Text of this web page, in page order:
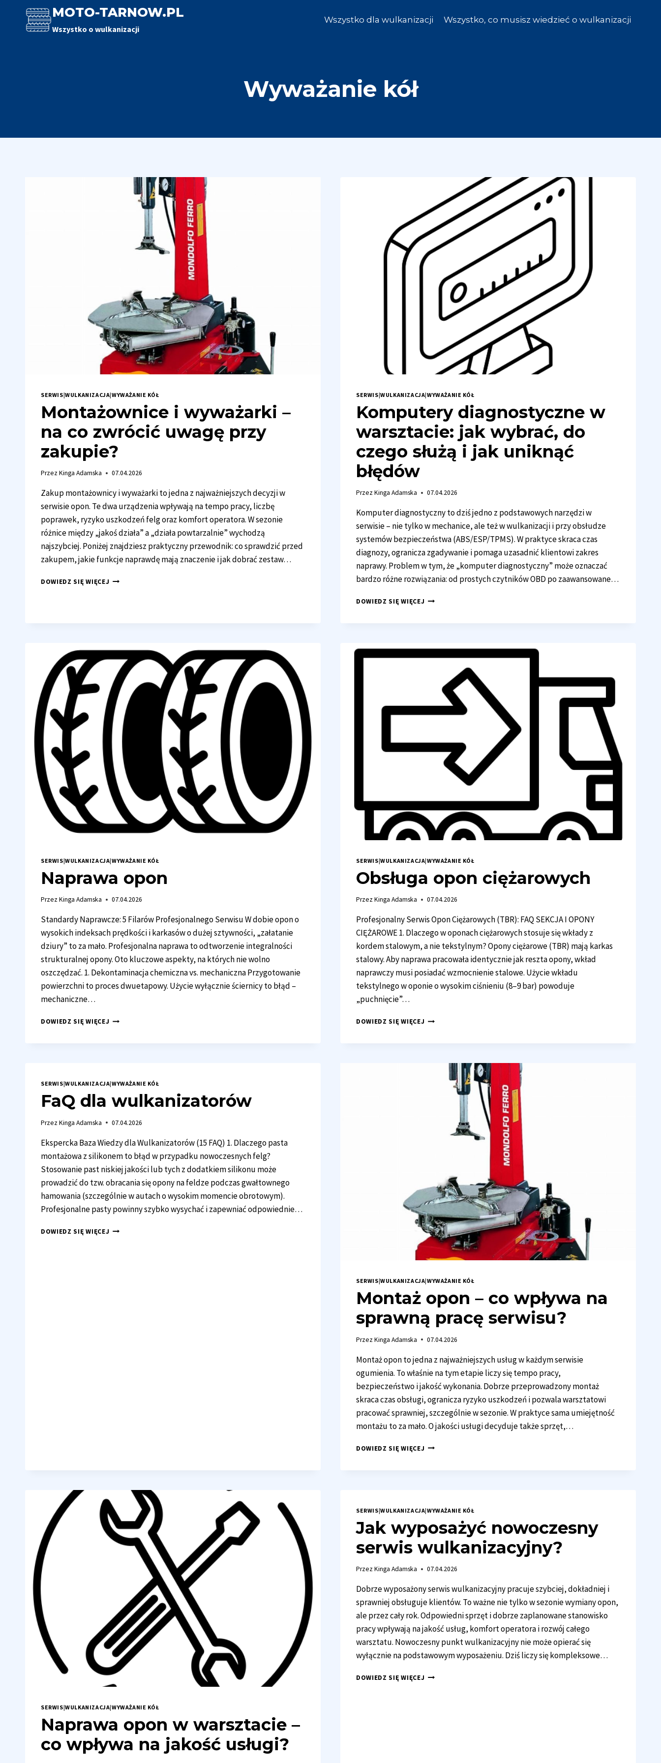
MOTO-TARNOW.PL
Wszystko o wulkanizacji
Wszystko dla wulkanizacji Wszystko, co musisz wiedzieć o wulkanizacji
Wyważanie kół
SERWIS|WULKANIZACJA|WYWAŻANIE KÓŁ
Montażownice i wyważarki –
na co zwrócić uwagę przy
zakupie?
PrzezKinga Adamska 07.04.2026
Zakup montażownicy i wyważarki to jedna z najważniejszych decyzji w
serwisie opon. Te dwa urządzenia wpływają na tempo pracy, liczbę
poprawek, ryzyko uszkodzeń felg oraz komfort operatora. W sezonie
różnice między „jakoś działa” a „działa powtarzalnie” wychodzą
najszybciej. Poniżej znajdziesz praktyczny przewodnik: co sprawdzić przed
zakupem, jakie funkcje naprawdę mają znaczenie i jak dobrać zestaw…
DOWIEDZ SIĘ WIĘCEJ MONTAŻOWNICE
UWAGĘ
PRZY
ZAKUPIE?
SERWIS|WULKANIZACJA|WYWAŻANIE KÓŁ
Komputery diagnostyczne w
warsztacie: jak wybrać, do
czego służą i jak uniknąć
błędów
PrzezKinga Adamska 07.04.2026
Komputer diagnostyczny to dziś jedno z podstawowych narzędzi w
serwisie – nie tylko w mechanice, ale też w wulkanizacji i przy obsłudze
systemów bezpieczeństwa (ABS/ESP/TPMS). W praktyce skraca czas
diagnozy, ogranicza zgadywanie i pomaga uzasadnić klientowi zakres
naprawy. Problem w tym, że „komputer diagnostyczny” może oznaczać
bardzo różne rozwiązania: od prostych czytników OBD po zaawansowane…
DOWIEDZ SIĘ WIĘCEJ KOMPUTERY
WYBRAĆ,
DO
SERWIS|WULKANIZACJA|WYWAŻANIE KÓŁ
Naprawa opon
PrzezKinga Adamska 07.04.2026
Standardy Naprawcze: 5 Filarów Profesjonalnego Serwisu W dobie opon o
wysokich indeksach prędkości i karkasów o dużej sztywności, „załatanie
dziury” to za mało. Profesjonalna naprawa to odtworzenie integralności
strukturalnej opony. Oto kluczowe aspekty, na których nie wolno
oszczędzać. 1. Dekontaminacja chemiczna vs. mechaniczna Przygotowanie
powierzchni to proces dwuetapowy. Użycie wyłącznie ściernicy to błąd –
mechaniczne…
DOWIEDZ SIĘ WIĘCEJ NAPRAWA
SERWIS|WULKANIZACJA|WYWAŻANIE KÓŁ
Obsługa opon ciężarowych
PrzezKinga Adamska 07.04.2026
Profesjonalny Serwis Opon Ciężarowych (TBR): FAQ SEKCJA I OPONY
CIĘŻAROWE 1. Dlaczego w oponach ciężarowych stosuje się wkłady z
kordem stalowym, a nie tekstylnym? Opony ciężarowe (TBR) mają karkas
stalowy. Aby naprawa pracowała identycznie jak reszta opony, wkład
naprawczy musi posiadać wzmocnienie stalowe. Użycie wkładu
tekstylnego w oponie o wysokim ciśnieniu (8–9 bar) powoduje
„puchnięcie”…
DOWIEDZ SIĘ WIĘCEJ OBSŁUGA
SERWIS|WULKANIZACJA|WYWAŻANIE KÓŁ
FaQ dla wulkanizatorów
PrzezKinga Adamska 07.04.2026
Ekspercka Baza Wiedzy dla Wulkanizatorów (15 FAQ) 1. Dlaczego pasta
montażowa z silikonem to błąd w przypadku nowoczesnych felg?
Stosowanie past niskiej jakości lub tych z dodatkiem silikonu może
prowadzić do tzw. obracania się opony na feldze podczas gwałtownego
hamowania (szczególnie w autach o wysokim momencie obrotowym).
Profesjonalne pasty powinny szybko wysychać i zapewniać odpowiednie…
DOWIEDZ SIĘ WIĘCEJ FAQ
SERWIS|WULKANIZACJA|WYWAŻANIE KÓŁ
Montaż opon – co wpływa na
sprawną pracę serwisu?
PrzezKinga Adamska 07.04.2026
Montaż opon to jedna z najważniejszych usług w każdym serwisie
ogumienia. To właśnie na tym etapie liczy się tempo pracy,
bezpieczeństwo i jakość wykonania. Dobrze przeprowadzony montaż
skraca czas obsługi, ogranicza ryzyko uszkodzeń i pozwala warsztatowi
pracować sprawniej, szczególnie w sezonie. W praktyce sama umiejętność
montażu to za mało. O jakości usługi decyduje także sprzęt,…
DOWIEDZ SIĘ WIĘCEJ MONTAŻ
SPRAWNĄ
SERWISU?
SERWIS|WULKANIZACJA|WYWAŻANIE KÓŁ
Naprawa opon w warsztacie –
co wpływa na jakość usługi?
SERWIS|WULKANIZACJA|WYWAŻANIE KÓŁ
Jak wyposażyć nowoczesny
serwis wulkanizacyjny?
PrzezKinga Adamska 07.04.2026
Dobrze wyposażony serwis wulkanizacyjny pracuje szybciej, dokładniej i
sprawniej obsługuje klientów. To ważne nie tylko w sezonie wymiany opon,
ale przez cały rok. Odpowiedni sprzęt i dobrze zaplanowane stanowisko
pracy wpływają na jakość usług, komfort operatora i rozwój całego
warsztatu. Nowoczesny punkt wulkanizacyjny nie może opierać się
wyłącznie na podstawowym wyposażeniu. Dziś liczy się kompleksowe…
DOWIEDZ SIĘ WIĘCEJ JAK